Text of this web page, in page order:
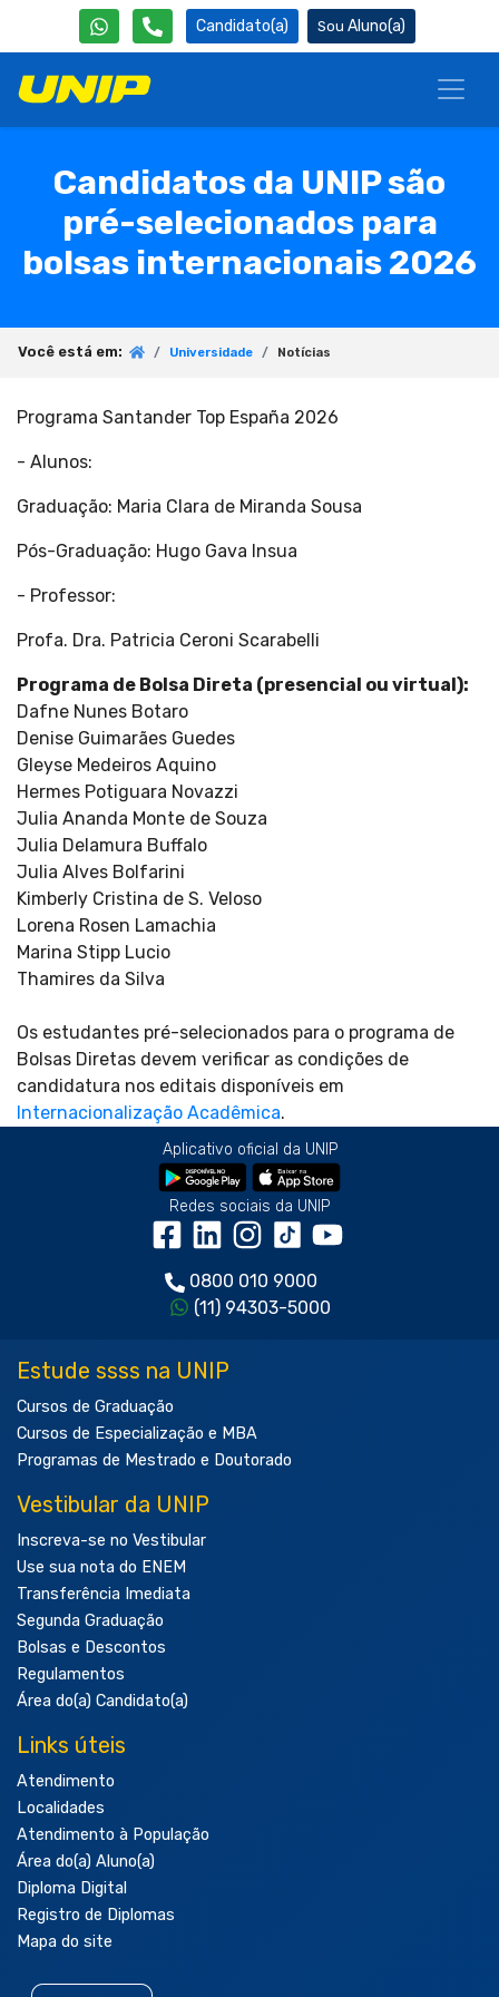
Candidato(a) Aluno(a)
Candidatos da UNIP são
pré-selecionados para
bolsas internacionais 2026
Você está em: Universidade Notícias
Programa Santander Top España 2026
- Alunos:
Graduação: Maria Clara de Miranda Sousa
Pós-Graduação: Hugo Gava Insua
- Professor:
Profa. Dra. Patricia Ceroni Scarabelli
Programa de Bolsa Direta (presencial ou virtual):
Dafne Nunes Botaro
Denise Guimarães Guedes
Gleyse Medeiros Aquino
Hermes Potiguara Novazzi
Julia Ananda Monte de Souza
Julia Delamura Buffalo
Julia Alves Bolfarini
Kimberly Cristina de S. Veloso
Lorena Rosen Lamachia
Marina Stipp Lucio
Thamires da Silva
Os estudantes pré-selecionados para o programa de
Bolsas Diretas devem verificar as condições de
candidatura nos editais disponíveis em
Internacionalização Acadêmica.
Aplicativo oficial da UNIP
Redes sociais da UNIP
0800 010 9000
(11) 94303-5000
Estude ssss na UNIP
Cursos de Graduação
Cursos de Especialização e MBA
Programas de Mestrado e Doutorado
Vestibular da UNIP
Inscreva-se no Vestibular
Use sua nota do ENEM
Transferência Imediata
Segunda Graduação
Bolsas e Descontos
Regulamentos
Área do(a) Candidato(a)
Links úteis
Atendimento
Localidades
Atendimento à População
Área do(a) Aluno(a)
Diploma Digital
Registro de Diplomas
Mapa do site